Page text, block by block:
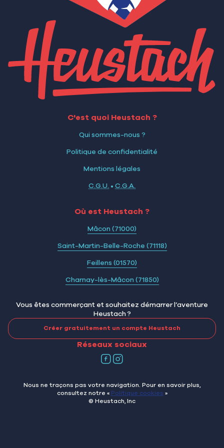
C'est quoi Heustach ?
Qui sommes-nous ?
Politique de confidentialité
Mentions légales
C.G.U. • C.G.A.
Où est Heustach ?
Mâcon (71000)
Saint-Martin-Belle-Roche (71118)
Feillens (01570)
Charnay-lès-Mâcon (71850)
Vous êtes commerçant et souhaitez démarrer l’aventure
Heustach ?
Créer gratuitement un compte Heustach
Réseaux sociaux
Nous ne traçons pas votre navigation. Pour en savoir plus,
consultez notre « Politique cookies »
© Heustach, Inc